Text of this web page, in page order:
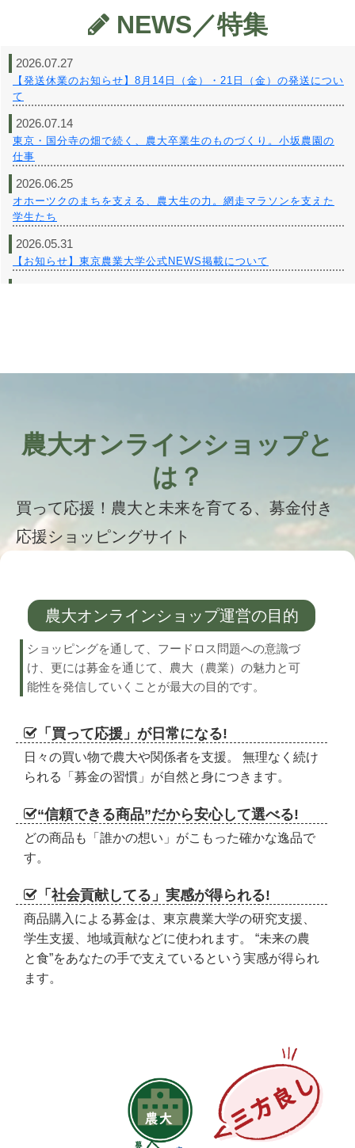
NEWS／特集
2026.07.27
【発送休業のお知らせ】8月14日（金）・21日（金）の発送につい
て
2026.07.14
東京・国分寺の畑で続く、農大卒業生のものづくり。小坂農園の
仕事
2026.06.25
オホーツクのまちを支える、農大生の力。網走マラソンを支えた
学生たち
2026.05.31
【お知らせ】東京農業大学公式NEWS掲載について
2026.04.22
北海道の寒さの中で生まれた、小さなやさしさ。農大生がつくっ
2026.04.01
農の蔵online shopをOPENしました。
2026.04.01
ていねいにつくられたおいしさに、会いに行きたくなる。成城城
田工房という魅力
2026.04.01
植物を守る“見えないヒーロー”。
土の中の微生物を研究する研究室【植物保護分野 植物病理学研究
室】
農大オンラインショップと
は？
買って応援！農大と未来を育てる、募金付き
応援ショッピングサイト
農大オンラインショップ運営の目的
ショッピングを通して、フードロス問題への意識づ
け、更には募金を通じて、農大（農業）の魅力と可
能性を発信していくことが最大の目的です。
「買って応援」が日常になる!
日々の買い物で農大や関係者を支援。 無理なく続け
られる「募金の習慣」が自然と身につきます。
“信頼できる商品”だから安心して選べる!
どの商品も「誰かの想い」がこもった確かな逸品で
す。
「社会貢献してる」実感が得られる!
商品購入による募金は、東京農業大学の研究支援、
学生支援、地域貢献などに使われます。 “未来の農
と食”をあなたの手で支えているという実感が得られ
ます。